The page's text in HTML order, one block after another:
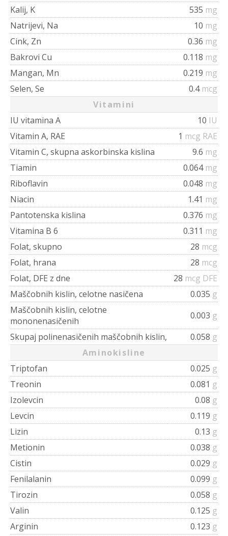
Kalij, K 535 mg
Natrijevi, Na
10 mg
Cink, Zn
0.36 mg
Bakrovi Cu
0.118 mg
Mangan, Mn
0.219 mg
Selen, Se
0.4 mcg
Vitamini
IU vitamina A
10 IU
Vitamin A, RAE
1 mcg RAE
Vitamin C, skupna askorbinska kislina
9.6 mg
Tiamin
0.064 mg
Riboflavin
0.048 mg
Niacin
1.41 mg
Pantotenska kislina
0.376 mg
Vitamina B 6
0.311 mg
Folat, skupno
28 mcg
Folat, hrana
28 mcg
Folat, DFE z dne
28 mcg DFE
Maščobnih kislin, celotne nasičena
0.035 g
Maščobnih kislin, celotne
mononenasičenih
0.003 g
Skupaj polinenasičenih maščobnih kislin,
0.058 g
Aminokisline
Triptofan
0.025 g
Treonin
0.081 g
Izolevcin
0.08 g
Levcin
0.119 g
Lizin
0.13 g
Metionin
0.038 g
Cistin
0.029 g
Fenilalanin
0.099 g
Tirozin
0.058 g
Valin
0.125 g
Arginin
0.123 g